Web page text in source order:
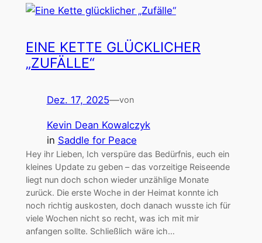
EINE KETTE GLÜCKLICHER
„ZUFÄLLE“
Dez. 17, 2025—von
Kevin Dean Kowalczyk
in Saddle for Peace
Hey ihr Lieben, Ich verspüre das Bedürfnis, euch ein
kleines Update zu geben – das vorzeitige Reiseende
liegt nun doch schon wieder unzählige Monate
zurück. Die erste Woche in der Heimat konnte ich
noch richtig auskosten, doch danach wusste ich für
viele Wochen nicht so recht, was ich mit mir
anfangen sollte. Schließlich wäre ich…